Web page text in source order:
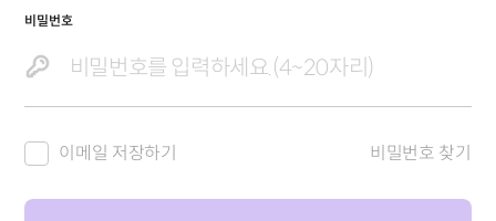
비밀번호
이메일 저장하기 비밀번호 찾기